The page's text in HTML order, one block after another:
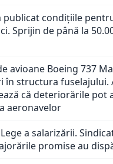
publicat condițiile
Sprijin de până la
avioane Boeing 737
în structura fuselajului.
că deteriorările pot
aeronavelor
a salarizării.
promise au